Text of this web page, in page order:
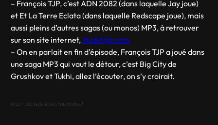
– François TJP, c’est ADN 2082 (dans laquelle Jay joue)
et Et La Terre Eclata (dans laquelle Redscape joue), mais
aussi pleins d’autres sagas (ou monos) MP3, à retrouver
sur son site internet,studiotjp.com
– On en parlait en fin d’épisode, François TJP a joué dans
une saga MP3 qui vaut le détour, c’est Big City de
Grushkov et Tukhi, allez l’écouter, on s’y croirait.
GUID: 5b59a2bda9b49718d900081f